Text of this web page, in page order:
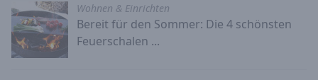
Wohnen & Einrichten
Bereit für den Sommer: Die 4 schönsten
Feuerschalen ...